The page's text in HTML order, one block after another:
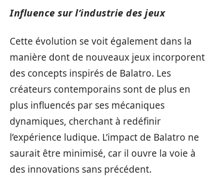
Influence sur l’industrie des jeux
Cette évolution se voit également dans la
manière dont de nouveaux jeux incorporent
des concepts inspirés de Balatro. Les
créateurs contemporains sont de plus en
plus influencés par ses mécaniques
dynamiques, cherchant à redéfinir
l’expérience ludique. L’impact de Balatro ne
saurait être minimisé, car il ouvre la voie à
des innovations sans précédent.